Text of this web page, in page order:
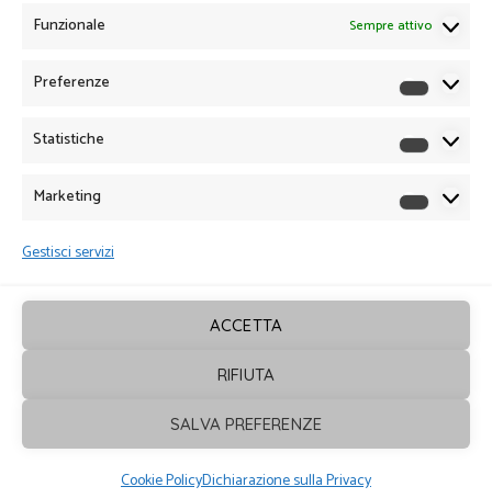
Funzionale
Sempre attivo
Preferenze
Statistiche
Marketing
Gestisci servizi
ACCETTA
RIFIUTA
SALVA PREFERENZE
Cookie PolicyDichiarazione sulla Privacy
Sagrafica© 2026. Tutti i diritti sono